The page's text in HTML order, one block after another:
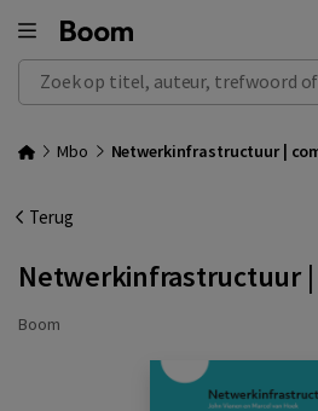
Zoek op titel, auteur, trefwoord of ISBN
Mbo Netwerkinfrastructuur |
Terug
Netwerkinfrastructuur
Boom